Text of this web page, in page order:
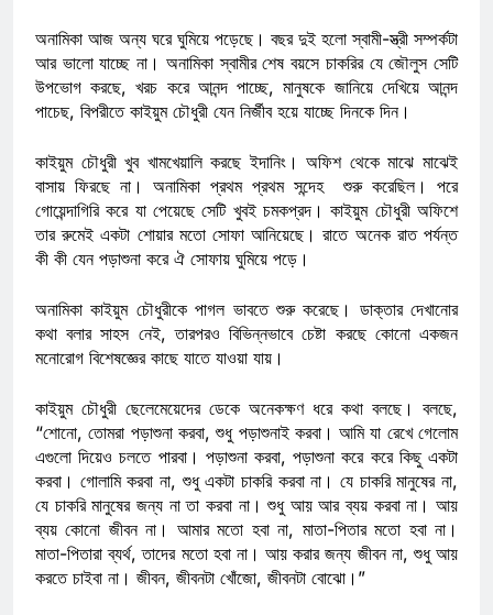
অনামিকা আজ অন্য ঘরে ঘুমিয়ে পড়েছে। বছর দুই হলো স্বামী-স্ত্রী সম্পর্কটা
আর ভালো যাচ্ছে না। অনামিকা স্বামীর শেষ বয়সে চাকরির যে জৌলুস সেটি
উপভোগ করছে, খরচ করে আনন্দ পাচ্ছে, মানুষকে জানিয়ে দেখিয়ে আনন্দ
পাচেছ, বিপরীতে কাইয়ুম চৌধুরী যেন নির্জীব হয়ে যাচ্ছে দিনকে দিন।
কাইয়ুম চৌধুরী খুব খামখেয়ালি করছে ইদানিং। অফিশ থেকে মাঝে মাঝেই
বাসায় ফিরছে না। অনামিকা প্রথম প্রথম সন্দেহ শুরু করেছিল। পরে
গোয়েন্দাগিরি করে যা পেয়েছে সেটি খুবই চমকপ্রদ। কাইয়ুম চৌধুরী অফিশে
তার রুমেই একটা শোয়ার মতো সোফা আনিয়েছে। রাতে অনেক রাত পর্যন্ত
কী কী যেন পড়াশুনা করে ঐ সোফায় ঘুমিয়ে পড়ে।
অনামিকা কাইয়ুম চৌধুরীকে পাগল ভাবতে শুরু করেছে। ডাক্তার দেখানোর
কথা বলার সাহস নেই, তারপরও বিভিন্নভাবে চেষ্টা করছে কোনো একজন
মনোরোগ বিশেষজ্ঞের কাছে যাতে যাওয়া যায়।
কাইয়ুম চৌধুরী ছেলেমেয়েদের ডেকে অনেকক্ষণ ধরে কথা বলছে। বলছে,
“শোনো, তোমরা পড়াশুনা করবা, শুধু পড়াশুনাই করবা। আমি যা রেখে গেলোম
এগুলো দিয়েও চলতে পারবা। পড়াশুনা করবা, পড়াশুনা করে করে কিছু একটা
করবা। গোলামি করবা না, শুধু একটা চাকরি করবা না। যে চাকরি মানুষের না,
যে চাকরি মানুষের জন্য না তা করবা না। শুধু আয় আর ব্যয় করবা না। আয়
ব্যয় কোনো জীবন না। আমার মতো হবা না, মাতা-পিতার মতো হবা না।
মাতা-পিতারা ব্যর্থ, তাদের মতো হবা না। আয় করার জন্য জীবন না, শুধু আয়
করতে চাইবা না। জীবন, জীবনটা খোঁজো, জীবনটা বোঝো।”